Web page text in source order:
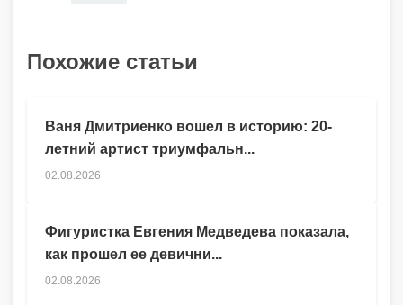
Похожие статьи
Ваня Дмитриенко вошел в историю: 20-
летний артист триумфальн...
02.08.2026
Фигуристка Евгения Медведева показала,
как прошел ее девични...
02.08.2026